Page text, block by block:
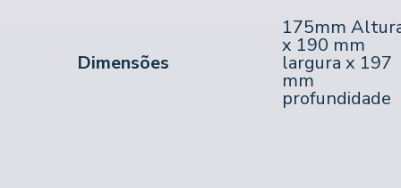
Dimensões
175mm
x 190 mm
largura x 197
mm
profundidade